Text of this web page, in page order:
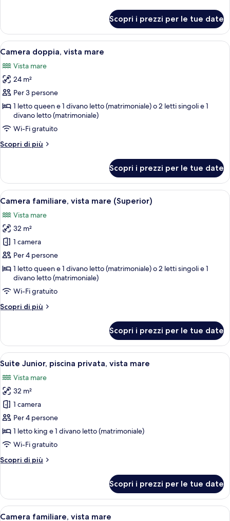
doppia,
vista
giardino
Scopri i prezzi per le tue date
Apri
tutte
le
foto
per
Camera
doppia,
vista
mare
Camera doppia, vista mare | Una
5
Camera doppia, vista mare
Vista mare
24 m²
Per 3 persone
1 letto queen e 1 divano letto (matrimoniale) o 2 letti singoli e 1
divano letto (matrimoniale)
Wi-Fi gratuito
Scopri di più
Altri
doppia,
vista
mare
Scopri i prezzi per le tue date
Apri
tutte
le
foto
per
Camera
familiare,
vista
mare
(Superior)
Camera familiare, vista mare
9
Camera familiare, vista mare (Superior)
Vista mare
32 m²
1 camera
Per 4 persone
1 letto queen e 1 divano letto (matrimoniale) o 2 letti singoli e 1
divano letto (matrimoniale)
Wi-Fi gratuito
Scopri di più
Altri
familiare,
vista
mare
Scopri i prezzi per le tue date
Apri
tutte
le
foto
per
Suite
Junior,
piscina
privata,
vista
Suite Junior, piscina privata, vista
5
Suite Junior, piscina privata, vista mare
Vista mare
32 m²
1 camera
Per 4 persone
1 letto king e 1 divano letto (matrimoniale)
Wi-Fi gratuito
Scopri di più
Altri
Junior,
piscina
privata,
Scopri i prezzi per le tue date
Apri
Camera familiare, vista mare | Una
4
Camera familiare, vista mare